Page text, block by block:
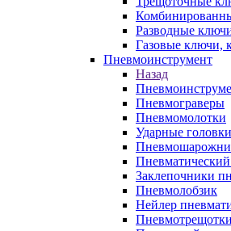
Разводные
Газовые ключи,
Пневмоинструмент
Назад
Пневмограверы
Пневмомолотки
Ударные
Заклепочники
Пневмолобзик
Нейлер
Пневмотрещотки